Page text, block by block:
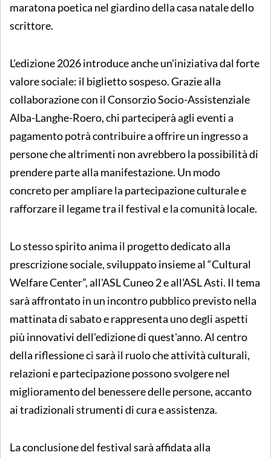
maratona poetica nel giardino della casa natale dello
scrittore.
L'edizione 2026 introduce anche un'iniziativa dal forte
valore sociale: il biglietto sospeso. Grazie alla
collaborazione con il Consorzio Socio-Assistenziale
Alba-Langhe-Roero, chi parteciperà agli eventi a
pagamento potrà contribuire a offrire un ingresso a
persone che altrimenti non avrebbero la possibilità di
prendere parte alla manifestazione. Un modo
concreto per ampliare la partecipazione culturale e
rafforzare il legame tra il festival e la comunità locale.
Lo stesso spirito anima il progetto dedicato alla
prescrizione sociale, sviluppato insieme al “Cultural
Welfare Center”, all'ASL Cuneo 2 e all'ASL Asti. Il tema
sarà affrontato in un incontro pubblico previsto nella
mattinata di sabato e rappresenta uno degli aspetti
più innovativi dell'edizione di quest'anno. Al centro
della riflessione ci sarà il ruolo che attività culturali,
relazioni e partecipazione possono svolgere nel
miglioramento del benessere delle persone, accanto
ai tradizionali strumenti di cura e assistenza.
La conclusione del festival sarà affidata alla